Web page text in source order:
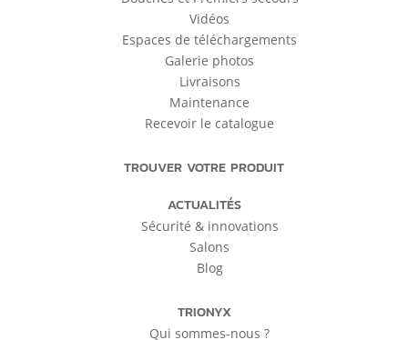
Vidéos
Espaces de téléchargements
Galerie photos
Livraisons
Maintenance
Recevoir le catalogue
TROUVER VOTRE PRODUIT
ACTUALITÉS
Sécurité & innovations
Salons
Blog
TRIONYX
Qui sommes-nous ?